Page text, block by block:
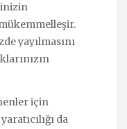
yayılmasını
için
da